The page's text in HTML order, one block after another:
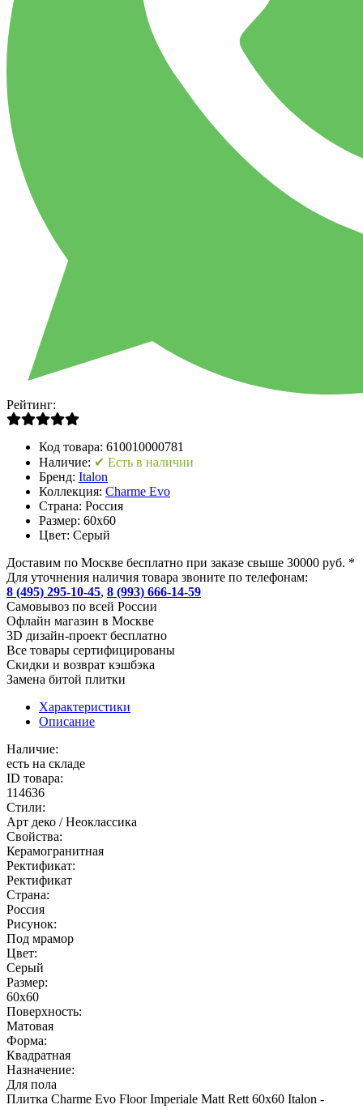
Рейтинг:
Код товара: 610010000781
Наличие: ✔ Есть в наличии
Бренд: Italon
Коллекция: Charme Evo
Страна: Россия
Размер: 60x60
Цвет: Серый
Доставим по Москве бесплатно при заказе свыше 30000 руб. *
Для уточнения наличия товара звоните по телефонам:
8 (495) 295-10-45, 8 (993) 666-14-59
Cамовывоз по всей России
Офлайн магазин в Москве
3D дизайн-проект бесплатно
Все товары сертифицированы
Скидки и возврат кэшбэка
Замена битой плитки
Характеристики
Описание
Наличие:
есть на складе
ID товара:
114636
Стили:
Арт деко / Неоклассика
Свойства:
Керамогранитная
Ректификат:
Ректификат
Страна:
Россия
Рисунок:
Под мрамор
Цвет:
Серый
Размер:
60x60
Поверхность:
Матовая
Форма:
Квадратная
Назначение:
Для пола
Плитка Charme Evo Floor Imperiale Matt Rett 60х60 Italon -